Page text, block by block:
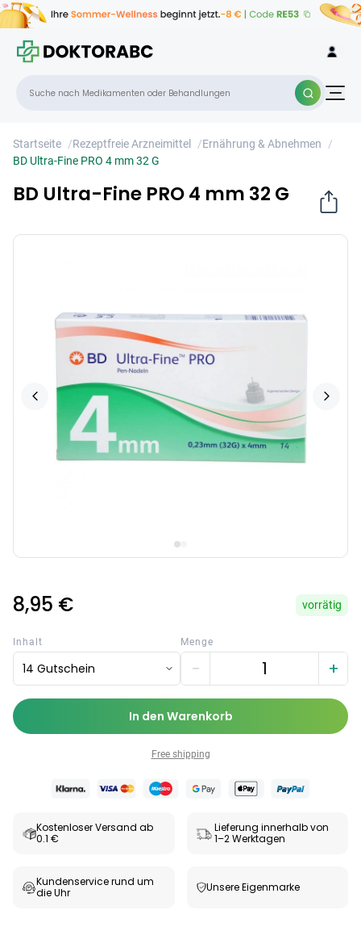
Startseite /Rezeptfreie Arzneimittel /Ernährung & Abnehmen
/
BD Ultra-Fine PRO 4 mm 32 G
BD Ultra-Fine PRO 4 mm 32 G
8,95 € vorrätig
Inhalt
14 Gutschein
Menge
− +
In den Warenkorb
Free shipping
Kostenloser Versand ab
0.1 €
Lieferung innerhalb von
1–2 Werktagen
Kundenservice rund um
die Uhr
Unsere Eigenmarke
×